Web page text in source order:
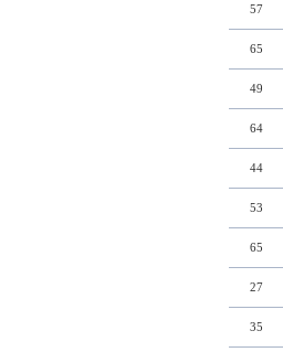
57
65
49
64
44
53
65
27
35